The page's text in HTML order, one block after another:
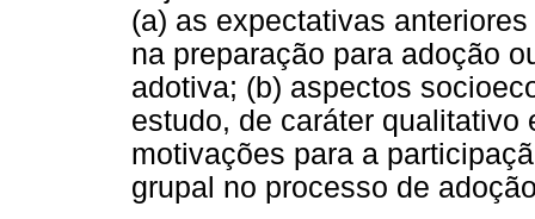
(a) as expectativas
na preparação para adoção
adotiva; (b) aspectos
estudo, de caráter
motivações para a
grupal no processo de